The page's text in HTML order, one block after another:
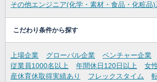
その他エンジニア(化学・素材・食品・化粧品
こだわり条件から探す
上場企業 グローバル企業 ベンチャー企業
従業員1000名以上
年間休日120日以上
女
産休育休取得実績あり
フレックスタイム